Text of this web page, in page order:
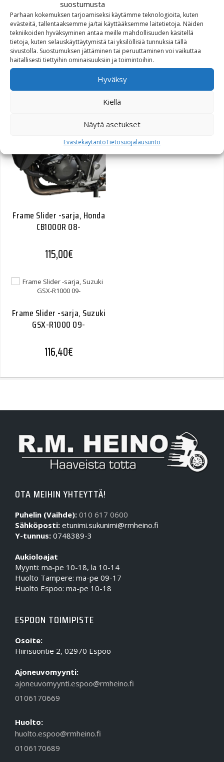
suostumusta
Parhaan kokemuksen tarjoamiseksi käytämme teknologioita, kuten
evästeitä, tallentaaksemme ja/tai käyttääksemme laitetietoja. Näiden
tekniikoiden hyväksyminen antaa meille mahdollisuuden käsitellä
tietoja, kuten selauskäyttäytymistä tai yksilöllisiä tunnuksia tällä
sivustolla. Suostumuksen jättäminen tai peruuttaminen voi vaikuttaa
haitallisesti tiettyihin ominaisuuksiin ja toimintoihin.
Hyväksy
Kiellä
Näytä asetukset
EvästekäytäntöTietosuojalausunto
Frame Slider -sarja,
Kawasaki ER-6f/ER-6n 09-
Frame Slider -sarja, Honda
CB1000R 08-
115,00€
Frame Slider -sarja, Suzuki
GSX-R1000 09-
116,40€
OTA MEIHIN YHTEYTTÄ!
Puhelin (Vaihde): 010 617 0600
Sähköposti: etunimi.sukunimi@rmheino.fi
Y-tunnus: 0748389-3
Aukioloajat
Myynti: ma-pe 10-18, la 10-14
Huolto Tampere: ma-pe 09-17
Huolto Espoo: ma-pe 10-18
ESPOON TOIMIPISTE
Osoite:
Hiirisuontie 2, 02970 Espoo
Ajoneuvomyynti:
ajoneuvomyynti.espoo@rmheino.fi
0106170669
Huolto:
huolto.espoo@rmheino.fi
0106170689